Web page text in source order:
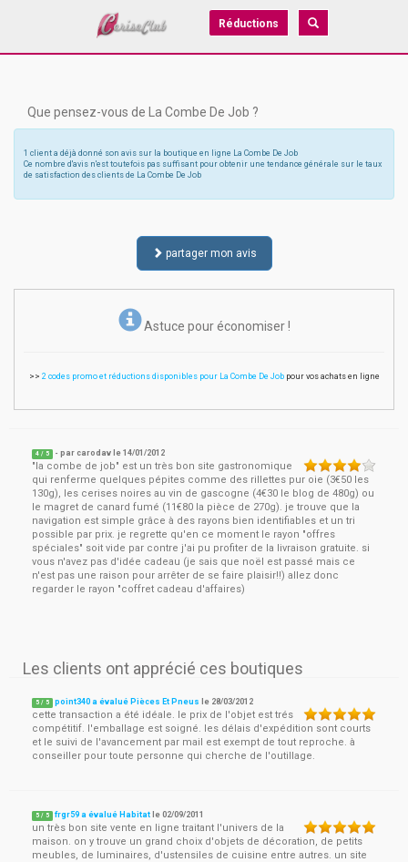
Réductions
Que pensez-vous de La Combe De Job ?
1 client a déjà donné son avis sur la boutique en ligne La Combe De Job
Ce nombre d'avis n'est toutefois pas suffisant pour obtenir une tendance générale sur le taux
de satisfaction des clients de La Combe De Job
partager mon avis
Astuce pour économiser !
>> 2 codes promo et réductions disponibles pour La Combe De Jobpour vos achats en ligne
4 / 5 - parcarodav le14/01/2012
"la combe de job" est un très bon site gastronomique
qui renferme quelques pépites comme des rillettes pur oie (3€50 les
130g), les cerises noires au vin de gascogne (4€30 le blog de 480g) ou
le magret de canard fumé (11€80 la pièce de 270g). je trouve que la
navigation est simple grâce à des rayons bien identifiables et un tri
possible par prix. je regrette qu'en ce moment le rayon "offres
spéciales" soit vide par contre j'ai pu profiter de la livraison gratuite. si
vous n'avez pas d'idée cadeau (je sais que noël est passé mais ce
n'est pas une raison pour arrêter de se faire plaisir!!) allez donc
regarder le rayon "coffret cadeau d'affaires)
Les clients ont apprécié ces boutiques
5 / 5 point340 a évalué Pièces Et Pneus le 28/03/2012
cette transaction a été idéale. le prix de l'objet est trés
compétitif. l'emballage est soigné. les délais d'expédition sont courts
et le suivi de l'avancement par mail est exempt de tout reproche. à
conseiller pour toute personne qui cherche de l'outillage.
5 / 5 frgr59 a évalué Habitat le02/09/2011
un très bon site vente en ligne traitant l'univers de la
maison. on y trouve un grand choix d'objets de décoration, de petits
meubles, de luminaires, d'ustensiles de cuisine entre autres. un site